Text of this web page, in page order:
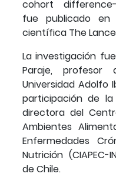
cohort
fue publicado en
científica The
La investigación
Paraje,
Universidad Adolfo
participación de la
directora del
Ambientes
Enfermedades
Nutrición
de Chile.